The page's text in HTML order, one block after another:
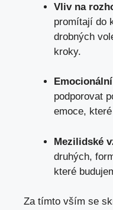
Vliv na
promítají do
drobných
kroky.
podporovat
emoce,
Mezilidské
druhých,
které
Za tímto vším se